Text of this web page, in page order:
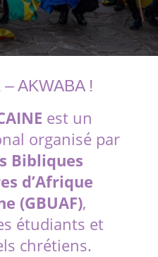
AKWABA !
est un
organisé par
Bibliques
d’Afrique
(GBUAF),
étudiants et
chrétiens.